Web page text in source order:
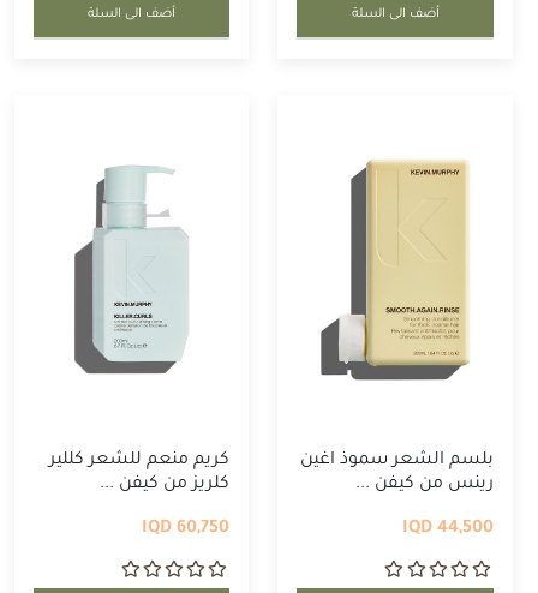
أضف الى السلة أضف الى السلة
بلسم الشعر سموذ اغين
رينس من كيفن ...
44,500 IQD
كريم منعم للشعر كللير
كلريز من كيفن ...
60,750 IQD